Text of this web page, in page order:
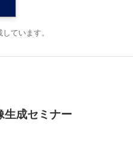
ています。
成セミナー